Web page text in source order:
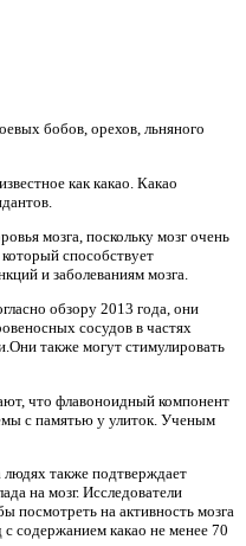
бобов, орехов, льняного
как какао. Какао
мозга, поскольку мозг очень
способствует
и заболеваниям мозга.
обзору 2013 года, они
сосудов в частях
также могут стимулировать
что флавоноидный компонент
с памятью у улиток. Ученым
людях также подтверждает
на мозг. Исследователи
посмотреть на активность мозга
с содержанием какао не менее 70